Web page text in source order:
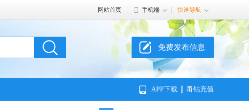
网站首页 手机端 快速导航
免费发布信息
APP下载 甬钻充值